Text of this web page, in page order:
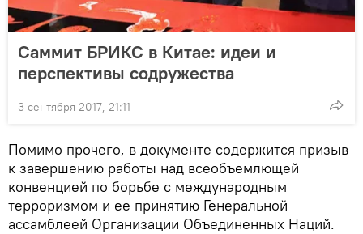
Саммит БРИКС в Китае: идеи и
перспективы содружества
3 сентября 2017, 21:11
Помимо прочего, в документе содержится призыв
к завершению работы над всеобъемлющей
конвенцией по борьбе с международным
терроризмом и ее принятию Генеральной
ассамблеей Организации Объединенных Наций.